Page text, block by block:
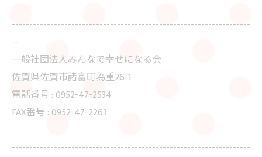
--------------------------------------------------------------------
--
一般社団法人みんなで幸せになる会
佐賀県佐賀市諸富町為重26-1
電話番号 : 0952-47-2534
FAX番号 : 0952-47-2263
--------------------------------------------------------------------